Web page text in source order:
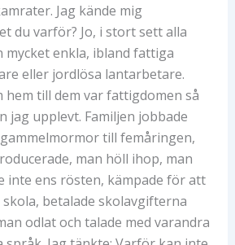
Jag kände mig
du varför? Jo, i stort sett alla
mycket enkla, ibland fattiga
eller jordlösa lantarbetare.
hem till dem var fattigdomen så
jag upplevt. Familjen jobbade
till femåringen,
man höll ihop, man
inte ens rösten, kämpade för att
betalade skolavgifterna
odlat och talade med varandra